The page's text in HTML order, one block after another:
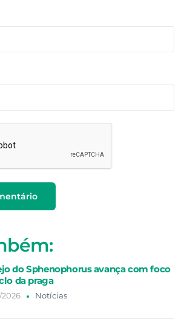
do Sphenophorus avança com foco
da praga
Notícias